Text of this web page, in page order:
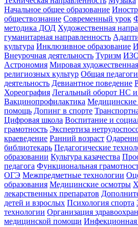
Начальное общее образование
обществознание Современный урок
методика ДОД Художественная
гуманитарная направленность
культура Инклюзивное образование
Внеурочная деятельность Туризм ИЗО
Астрономия Мировая
религиозных культур Общая
деятельность Девиантное поведение
Хореография Легальный оборот НС
Вакцинопрофилактика Медицинские
помощь Допинг в спорте
Цифровая школа Воспитание и
грамотность Экспертиза
краеведение Ранний возраст
библиотекарь Педагогические
образовании Культура казачества
педагога Функциональная
ОГЭ Межпредметные технологии
образования Медицинские осмотры
лекарственных препаратов
детей и взрослых Психология спорта
технологии Организация
медицинской помощи Инфекционная